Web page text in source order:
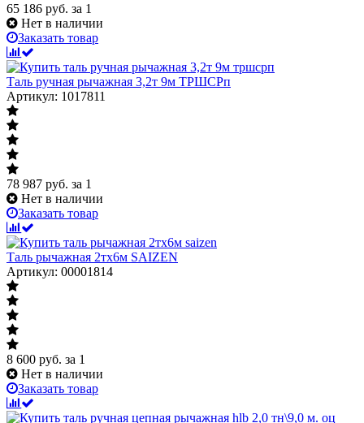
65 186 руб. за 1
Нет в наличии
Заказать товар
Таль ручная рычажная 3,2т 9м ТРШСРп
Артикул: 1017811
78 987 руб. за 1
Нет в наличии
Заказать товар
Таль рычажная 2тх6м SAIZEN
Артикул: 00001814
8 600 руб. за 1
Нет в наличии
Заказать товар